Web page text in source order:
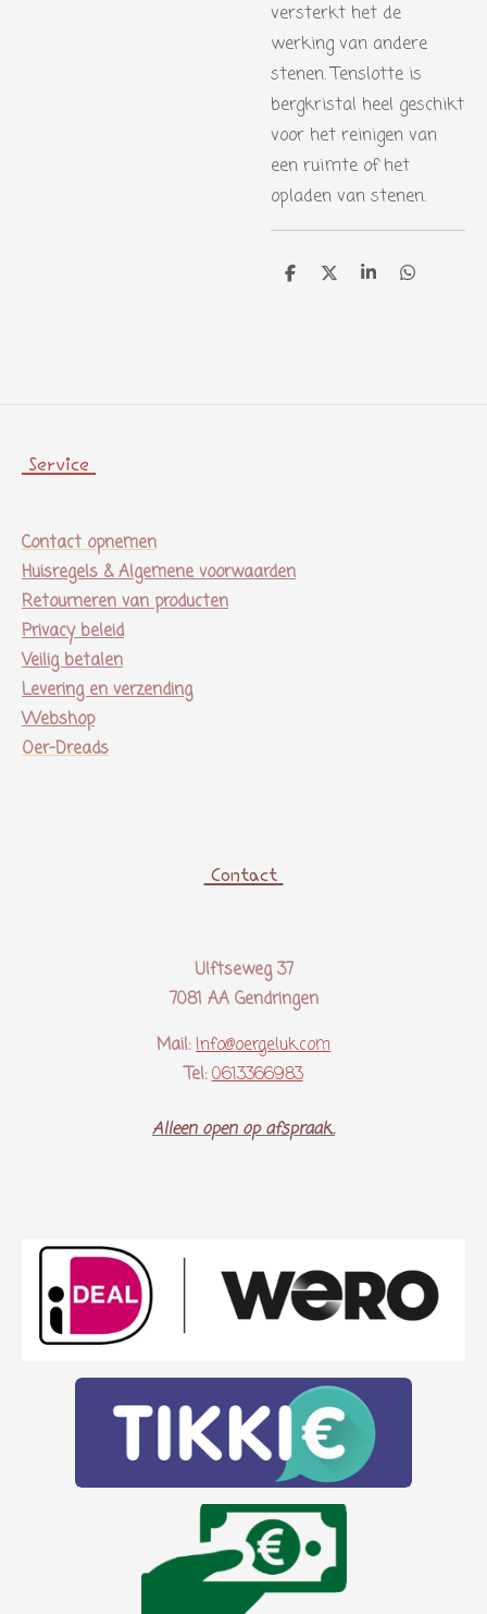
versterkt het de
werking van andere
stenen. Tenslotte is
bergkristal heel geschikt
voor het reinigen van
een ruimte of het
opladen van stenen.
D D S D
Service
Contact opnemen
Huisregels & Algemene voorwaarden
Retourneren van producten
Privacy beleid
Veilig betalen
Levering en verzending
Webshop
Oer-Dreads
Contact
Ulftseweg 37
7081 AA Gendringen
Mail: Info@oergeluk.com
Tel: 0613366983
Alleen open op afspraak..